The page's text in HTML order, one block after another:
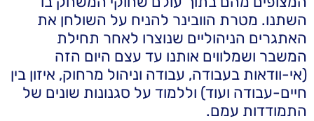
השתנו. מטרת הוובינר להניח על השולחן את
האתגרים הניהוליים שנוצרו לאחר תחילת
המשבר ושמלווים אותנו עד עצם היום הזה
(אי-וודאות בעבודה, עבודה וניהול מרחוק, איזון בין
חיים-עבודה ועוד) וללמוד על סגנונות שונים של
התמודדות עמם.